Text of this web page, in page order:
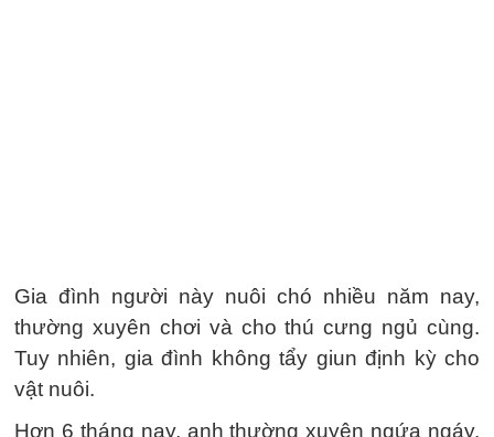
Gia đình người này nuôi chó nhiều năm nay,
thường xuyên chơi và cho thú cưng ngủ cùng.
Tuy nhiên, gia đình không tẩy giun định kỳ cho
vật nuôi.
Hơn 6 tháng nay, anh thường xuyên ngứa ngáy,